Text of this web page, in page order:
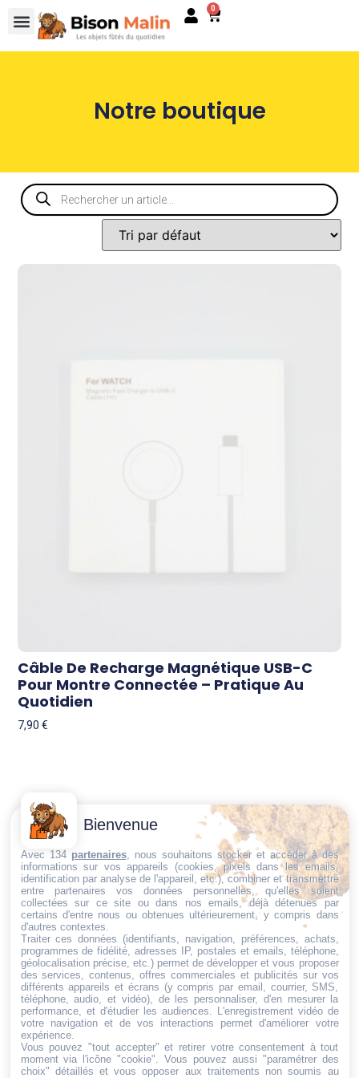
0
Notre boutique
Câble De Recharge Magnétique USB-C
Pour Montre Connectée – Pratique Au
Quotidien
7,90€
Trouvez ce qu'il vous faut,
au bon endroit
Conditions
générales
de vente
Politique de
cookies
Politique de
confidentialité
Mentions
légales
Conditions de
retour et de
remboursement
Droit de
rétractation
Contactez-
Nous
Email:
dt@sasbms.fr
Bienvenue
Avec 134 partenaires, nous souhaitons stocker et accéder à des
informations sur vos appareils (cookies, pixels dans les emails,
identification par analyse de l'appareil, etc.), combiner et transmettre
entre partenaires vos données personnelles, qu'elles soient
collectées sur ce site ou dans nos emails, déjà détenues par
certains d'entre nous ou obtenues ultérieurement, y compris dans
d'autres contextes.
Traiter ces données (identifiants, navigation, préférences, achats,
programmes de fidélité, adresses IP, postales et emails, téléphone,
géolocalisation précise, etc.) permet de développer et vous proposer
des services, contenus, offres commerciales et publicités sur vos
différents appareils et écrans (y compris par email, courrier, SMS,
téléphone, audio, et vidéo), de les personnaliser, d'en mesurer la
performance, et d'étudier les audiences. L'enregistrement vidéo de
votre navigation et de vos interactions permet d'améliorer votre
expérience.
Vous pouvez "tout accepter" et retirer votre consentement à tout
moment via l'icône "cookie" . Vous pouvez aussi "paramétrer des
choix" détaillés et vous opposer aux traitements non soumis au